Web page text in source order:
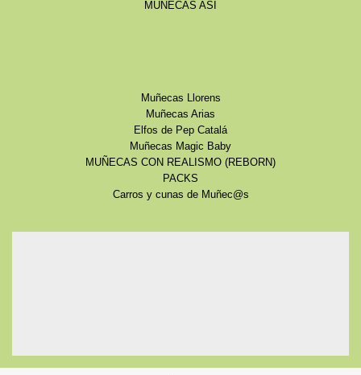
MUÑECAS ASI
Muñecas Llorens
Muñecas Arias
Elfos de Pep Catalá
Muñecas Magic Baby
MUÑECAS CON REALISMO (REBORN)
PACKS
Carros y cunas de Muñec@s